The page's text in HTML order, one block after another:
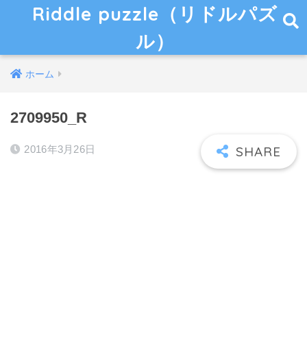
Riddle puzzle（リドルパズ
ル）
ホーム
2709950_R
2016年3月26日